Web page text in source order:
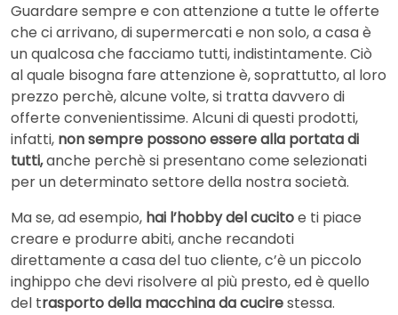
Guardare sempre e con attenzione a tutte le offerte
che ci arrivano, di supermercati e non solo, a casa è
un qualcosa che facciamo tutti, indistintamente. Ciò
al quale bisogna fare attenzione è, soprattutto, al loro
prezzo perchè, alcune volte, si tratta davvero di
offerte convenientissime. Alcuni di questi prodotti,
infatti, non sempre possono essere alla portata di
tutti,anche perchè si presentano come selezionati
per un determinato settore della nostra società.
Ma se, ad esempio, hai l’hobby del cucitoe ti piace
creare e produrre abiti, anche recandoti
direttamente a casa del tuo cliente, c’è un piccolo
inghippo che devi risolvere al più presto, ed è quello
del trasporto della macchina da cucirestessa.